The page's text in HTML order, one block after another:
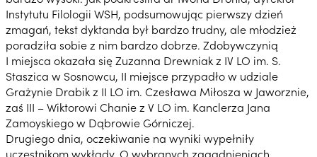
Instytutu Filologii WSH, podsumowując pierwszy dzień
zmagań, tekst dyktanda był bardzo trudny, ale młodzież
poradziła sobie z nim bardzo dobrze. Zdobywczynią
I miejsca okazała się Zuzanna Drewniak z IV LO im. S.
Staszica w Sosnowcu, II miejsce przypadło w udziale
Grażynie Drabik z II LO im. Czesława Miłosza w Jaworznie,
zaś III – Wiktorowi Chanie z V LO im. Kanclerza Jana
Zamoyskiego w Dąbrowie Górniczej.
Drugiego dnia, oczekiwanie na wyniki wypełniły
uczestnikom wykłady. O wybranych zagadnieniach